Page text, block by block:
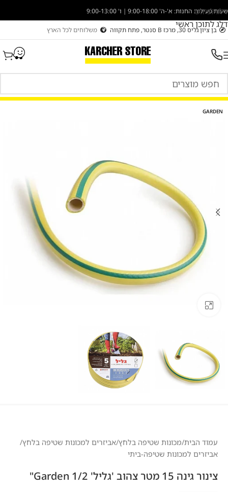
דלג לניווט
דלג לתוכן ראשי
שעות פעילות החנות: א'-ה' 9:00-18:00 | ו' 9:00-13:00
בן ציון גליס 30, מרכז B סנטר, פתח תקווה משלוחים לכל הארץ
GARDEN
עמוד הבית/מכונות שטיפה בלחץ/אביזרים למכונות שטיפה בלחץ/
אביזרים למכונות שטיפה-ביתי
צינור גינה 15 מטר צהוב 'גליל' Garden 1/2"